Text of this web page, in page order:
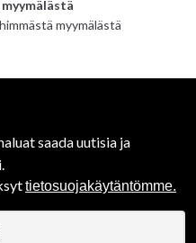
myymälästä
saada uutisia ja
tietosuojakäytäntömme.